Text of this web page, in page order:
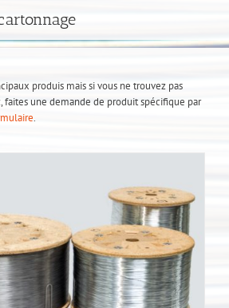
produis mais si vous ne trouvez pas
faites une demande de produit spécifique par
.